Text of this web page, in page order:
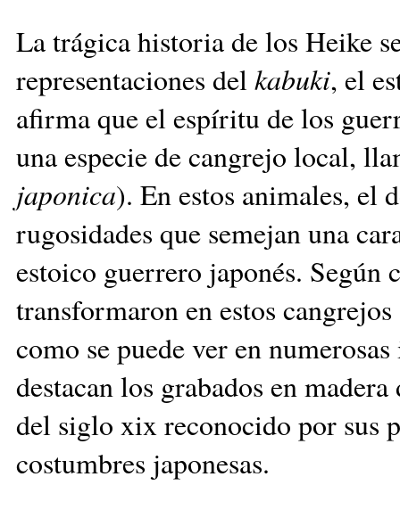
La trágica historia de los Heike
representaciones del kabuki, el
afirma que el espíritu de los
una especie de cangrejo local,
japonica). En estos animales, el
rugosidades que semejan una
estoico guerrero japonés. Según
transformaron en estos
como se puede ver en
destacan los grabados en
del siglo xix reconocido por sus
costumbres japonesas.